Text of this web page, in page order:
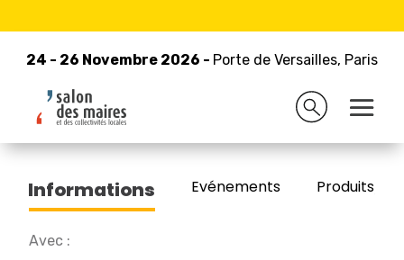
24 - 26 Novembre 2026 - Porte de Versailles, Paris
24 - 26 Novembre 2026 - Porte de Versailles, Paris
Retour à la liste des exposants
CNED
Informations Evénements Produits/
Avec :